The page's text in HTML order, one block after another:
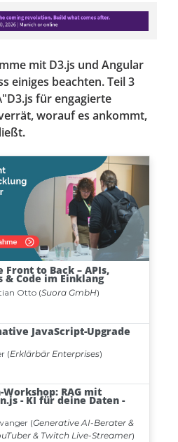
mit D3.js und Angular
einiges beachten. Teil 3
für engagierte
worauf es ankommt,